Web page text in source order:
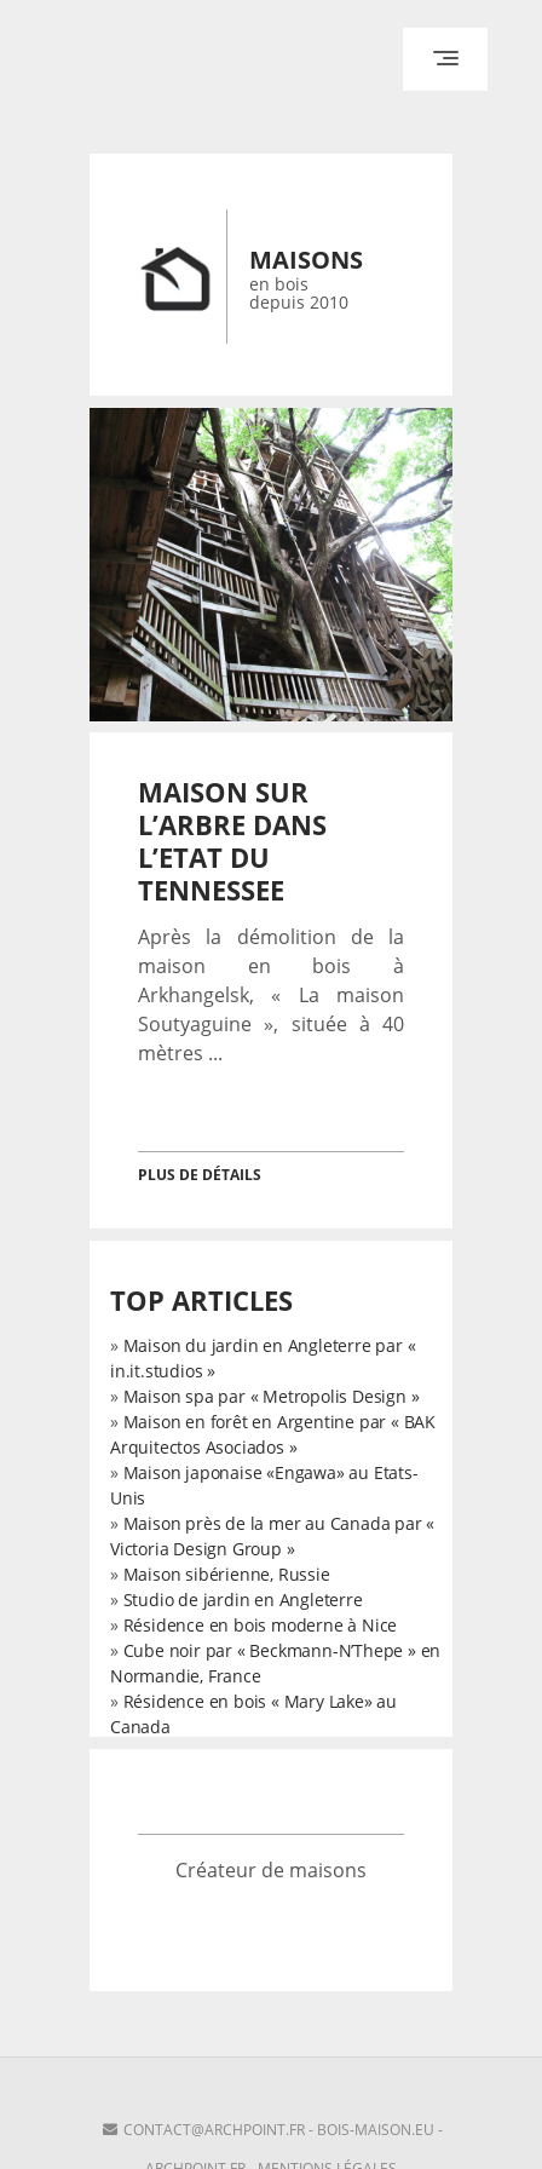
CONTACT
MAISONS
en bois
depuis 2010
MAISON SUR
L’ARBRE DANS
L’ETAT DU
TENNESSEE
Après la démolition de la
maison en bois à
Arkhangelsk, « La maison
Soutyaguine », située à 40
mètres ...
PLUS DE DÉTAILS
TOP ARTICLES
» Maison du jardin en Angleterre par «
in.it.studios »
» Maison spa par « Metropolis Design »
» Maison en forêt en Argentine par « BAK
Arquitectos Asociados »
» Maison japonaise «Engawa» au Etats-
Unis
» Maison près de la mer au Canada par «
Victoria Design Group »
» Maison sibérienne, Russie
» Studio de jardin en Angleterre
» Résidence en bois moderne à Nice
» Cube noir par « Beckmann-N’Thepe » en
Normandie, France
» Résidence en bois « Mary Lake» au
Canada
Créateur de maisons
CONTACT@ARCHPOINT.FR- BOIS-MAISON.EU -